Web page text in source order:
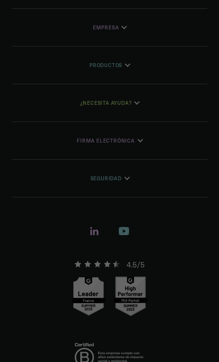
EMPRESA
PRODUCTOS
¿NECESITA AYUDA?
FIRMA ELECTRÓNICA
SEGURIDAD
4.5/5